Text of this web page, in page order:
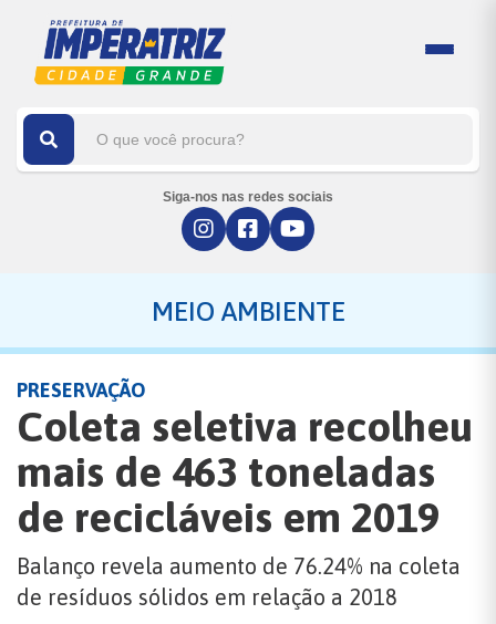
Siga-nos nas redes sociais
MEIO AMBIENTE
PRESERVAÇÃO
Coleta seletiva recolheu
mais de 463 toneladas
de recicláveis em 2019
Balanço revela aumento de 76.24% na coleta
de resíduos sólidos em relação a 2018